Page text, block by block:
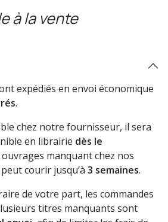
à la vente
expédiés en envoi économique
.
chez notre fournisseur, il sera
en librairie dès le
manquant chez nos
courir jusqu’à 3 semaines.
de votre part, les commandes
titres manquants sont